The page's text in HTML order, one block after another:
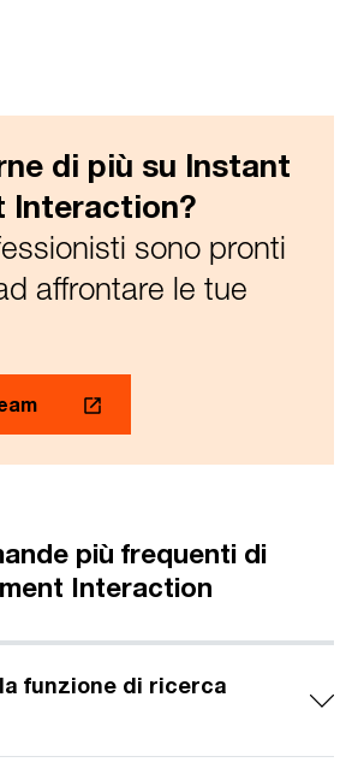
di più su Instant
Interaction?
sono pronti
affrontare le tue
più frequenti di
Interaction
funzione di ricerca